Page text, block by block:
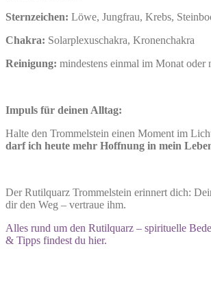
Sternzeichen: Löwe, Jungfrau, Krebs,
Chakra: Solarplexuschakra, Kronenchakra
Reinigung: mindestens einmal im Monat oder
Impuls für deinen Alltag:
Halte den Trommelstein einen Moment im
darf ich heute mehr Hoffnung in mein
Der Rutilquarz Trommelstein erinnert dich:
dir den Weg – vertraue ihm.
Alles rund um den Rutilquarz – spirituelle
& Tipps findest du hier.